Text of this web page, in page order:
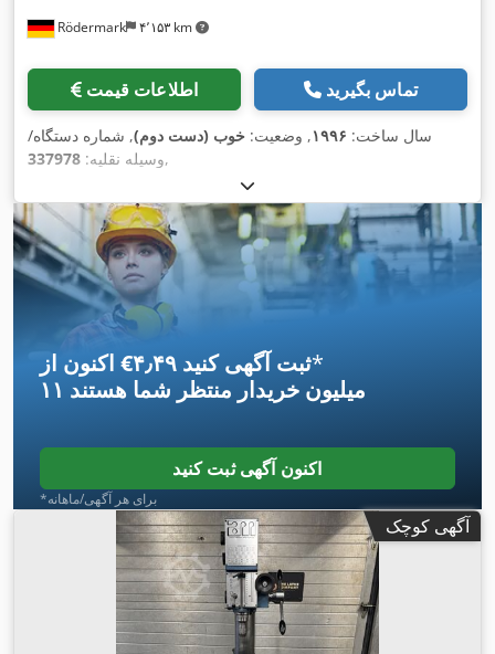
Rödermark ۴٬۱۵۳ km
اطلاعات قیمت تماس بگیرید
سال ساخت: ۱۹۹۶, وضعیت: خوب (دست دوم), شماره دستگاه/
وسیله نقلیه: 337978 ,
اکنون از ‎€۴٫۴۹ ثبت آگهی کنید*
۱۱ میلیون خریدار منتظر شما هستند
اکنون آگهی ثبت کنید
*برای هر آگهی/ماهانه
آگهی کوچک